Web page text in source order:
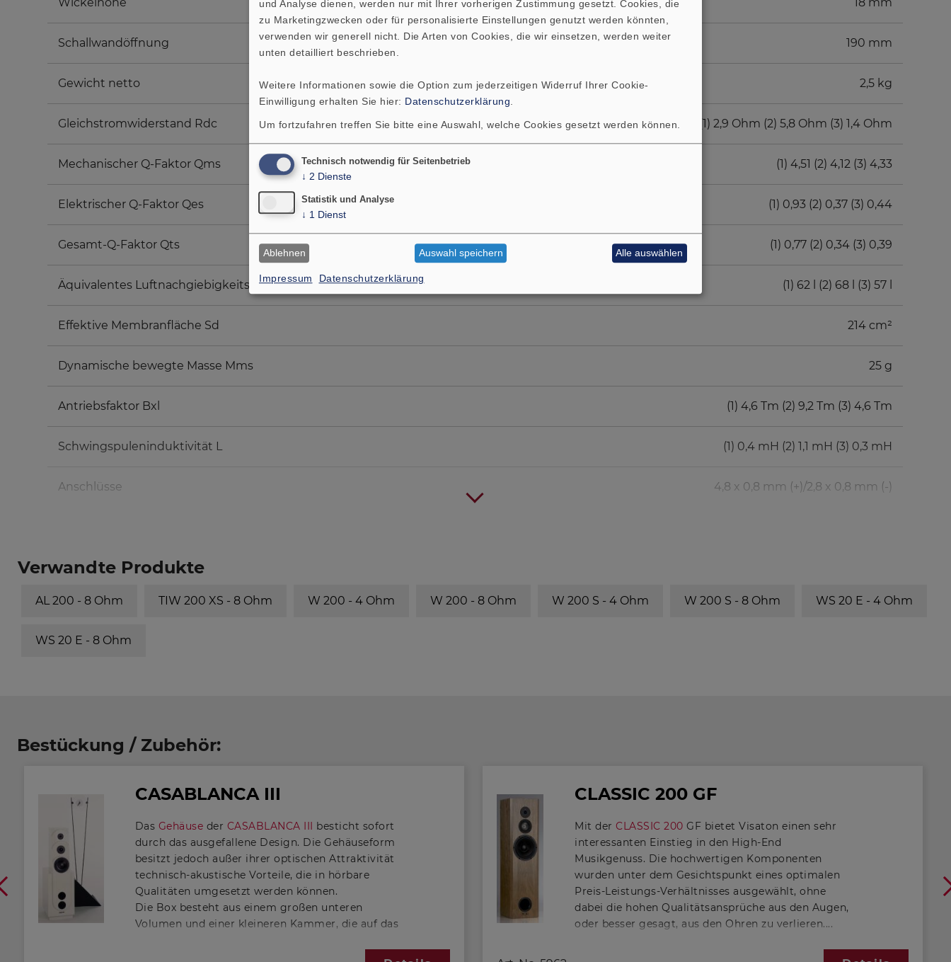
Schallwandöffnung 190 mm
Gewicht netto 2,5 kg
Gleichstromwiderstand Rdc (1) 2,9 Ohm (2) 5,8 Ohm (3) 1,4 Ohm
Mechanischer Q-Faktor Qms (1) 4,51 (2) 4,12 (3) 4,33
Elektrischer Q-Faktor Qes (1) 0,93 (2) 0,37 (3) 0,44
Gesamt-Q-Faktor Qts (1) 0,77 (2) 0,34 (3) 0,39
Äquivalentes Luftnachgiebigkeitsvolumen Vas (1) 62 l (2) 68 l (3) 57 l
Effektive Membranfläche Sd 214 cm²
Dynamische bewegte Masse Mms 25 g
Antriebsfaktor Bxl (1) 4,6 Tm (2) 9,2 Tm (3) 4,6 Tm
Schwingspuleninduktivität L (1) 0,4 mH (2) 1,1 mH (3) 0,3 mH
Anschlüsse 4,8 x 0,8 mm (+)/2,8 x 0,8 mm (-)
Volumen/Prinzip
30 l/Bassreflex BR 25.50 40 Hz
50 l/Bassreflex
Verwandte Produkte
AL 200 - 8 Ohm TIW 200 XS - 8 Ohm W 200 - 4 Ohm W 200 - 8 Ohm W 200 S - 4 Ohm W 200 S - 8 Ohm WS 20 E - 4 Ohm
WS 20 E - 8 Ohm
Bestückung / Zubehör:
CASABLANCA III
Das Gehäuse der CASABLANCA III besticht sofort
durch das ausgefallene Design. Die Gehäuseform
besitzt jedoch außer ihrer optischen Attraktivität
technisch-akustische Vorteile, die in hörbare
Qualitäten umgesetzt werden können.
Die Box besteht aus einem großen unteren
Volumen und einer kleineren Kammer, die auf das
berechnete Öffnung mit dieser verbunden ist. Es
CLASSIC 200 GF
Mit derCLASSIC 200 GF bietet Visaton einen sehr
interessanten Einstieg in den High-End
Musikgenuss. Die hochwertigen Komponenten
wurden unter dem Gesichtspunkt eines optimalen
Preis-Leistungs-Verhältnisses ausgewählt, ohne
dabei die hohen Qualitätsansprüche aus den Augen,
oder besser gesagt, aus den Ohren zu verlieren.
und Analyse dienen, werden nur mit Ihrer vorherigen Zustimmung gesetzt. Cookies, die
zu Marketingzwecken oder für personalisierte Einstellungen genutzt werden könnten,
verwenden wir generell nicht. Die Arten von Cookies, die wir einsetzen, werden weiter
unten detailliert beschrieben.
Weitere Informationen sowie die Option zum jederzeitigen Widerruf Ihrer Cookie-
Einwilligung erhalten Sie hier: Datenschutzerklärung.
Um fortzufahren treffen Sie bitte eine Auswahl, welche Cookies gesetzt werden können.
Impressum Datenschutzerklärung
Technisch notwendig für Seitenbetrieb
↓ 2 Dienste
Statistik und Analyse
↓ 1 Dienst
Ablehnen Auswahl speichern Alle auswählen